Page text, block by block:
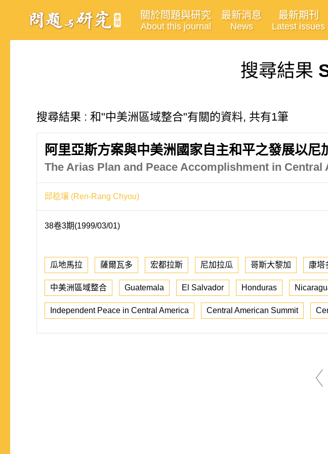
關於問題與研究
About this journal
最新消息
News
最新期刊
Latest issues
搜尋結果
搜尋結果 : 和"中美洲區域整合"有關的資料, 共有1筆
阿里亞斯方案與中美洲國家自主和平之發展以尼
The Arias Plan and Peace Accomplishment in Central
邱稔壤 (Ren-Rang Chyou)
38卷3期(1999/03/01)
瓜地馬拉 薩爾瓦多 宏都拉斯 尼加拉瓜 哥斯大黎加 康塔
中美洲區域整合 Guatemala El Salvador Honduras
Independent Peace in Central America Central American Summit